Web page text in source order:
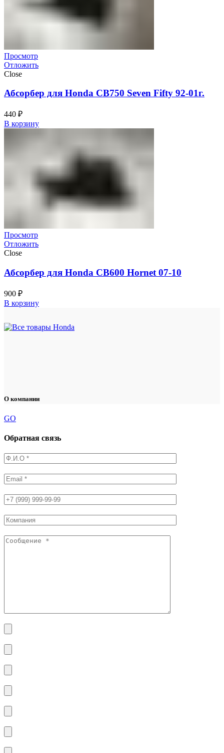
Просмотр
Отложить
Close
Абсорбер для Honda CB750 Seven Fifty 92-01г.
440 ₽
В корзину
Просмотр
Отложить
Close
Абсорбер для Honda CB600 Hornet 07-10
900 ₽
В корзину
О компании
GO
Обратная связь